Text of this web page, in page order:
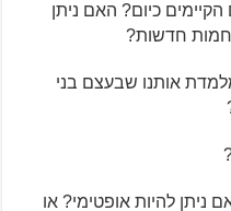
כיום? האם ניתן
חדשות?
אותנו שבעצם בני
ניתן להיות אופטימי? או